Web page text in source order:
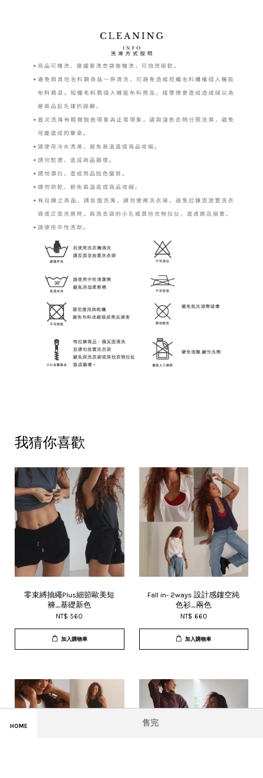
HOME 售完
我猜你喜歡
零束縛抽繩Plus細節歐美短
褲_基礎新色
NT$ 560
加入購物車
Fall in- 2ways 設計感鏤空純
色衫_兩色
NT$ 660
加入購物車